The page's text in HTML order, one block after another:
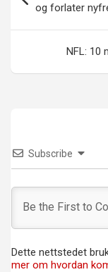
og forlater
NFL: 10
Subscribe
Dette nettstedet
mer om hvordan